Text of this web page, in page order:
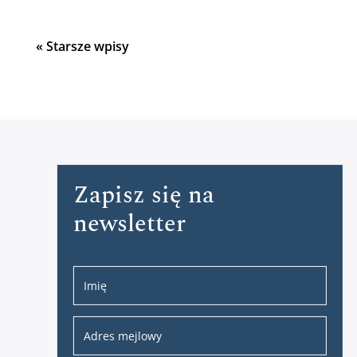
« Starsze wpisy
Zapisz się na
newsletter